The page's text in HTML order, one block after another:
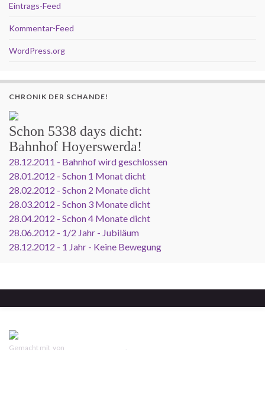
Eintrags-Feed
Kommentar-Feed
WordPress.org
CHRONIK DER SCHANDE!
Schon 5338 days dicht:
Bahnhof Hoyerswerda!
28.12.2011 - Bahnhof wird geschlossen
28.01.2012 - Schon 1 Monat dicht
28.02.2012 - Schon 2 Monate dicht
28.03.2012 - Schon 3 Monate dicht
28.04.2012 - Schon 4 Monate dicht
28.06.2012 - 1/2 Jahr - Jubiläum
28.12.2012 - 1 Jahr - Keine Bewegung
Gemacht mit von .